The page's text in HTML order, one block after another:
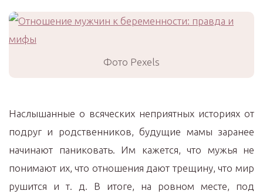
Фото Pexels
Наслышанные о всяческих неприятных историях от
подруг и родственников, будущие мамы заранее
начинают паниковать. Им кажется, что мужья не
понимают их, что отношения дают трещину, что мир
рушится и т. д. В итоге, на ровном месте, под